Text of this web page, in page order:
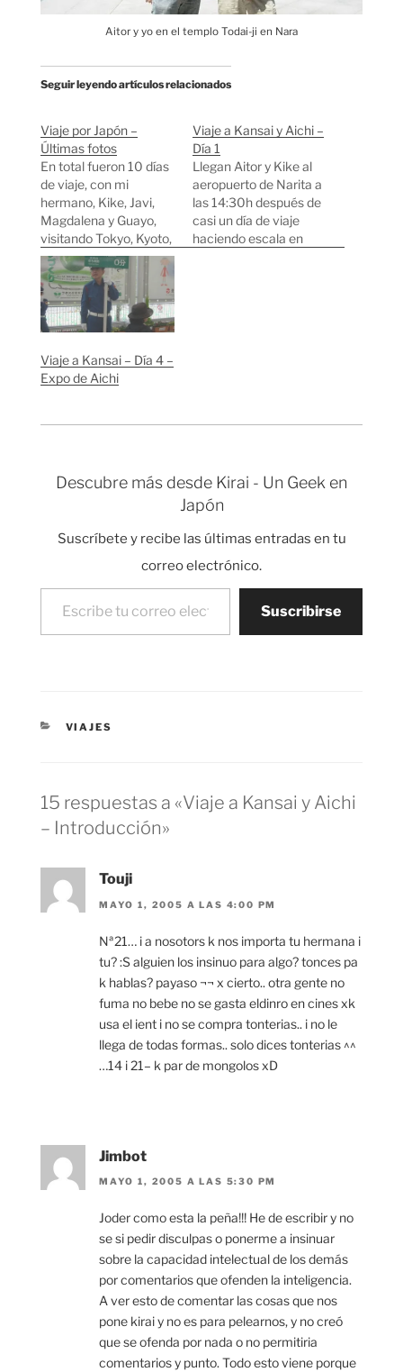
Aitor y yo en el templo Todai-ji en Nara
Seguir leyendo artículos relacionados
Viaje por Japón –
Últimas fotos
En total fueron 10 días
de viaje, con mi
hermano, Kike, Javi,
Magdalena y Guayo,
visitando Tokyo, Kyoto,
Nara, Aichi... Después
de más de medio año
en Japón aun no
conocía Kyoto, la que
dicen es la ciudad más
realmente lo es, se
respira un ambiente…
Viaje a Kansai y Aichi –
Día 1
Llegan Aitor y Kike al
aeropuerto de Narita a
las 14:30h después de
casi un día de viaje
haciendo escala en
Viaje a Kansai – Día 4 –
Expo de Aichi
Descubre más desde Kirai - Un Geek en
Japón
Suscríbete y recibe las últimas entradas en tu
correo electrónico.
Escribe tu correo electrónico…
Suscribirse
CATEGORÍAS
VIAJES
15 respuestas a «Viaje a Kansai y Aichi
– Introducción»
Touji
MAYO 1, 2005 A LAS 4:00 PM
Nª21… i a nosotors k nos importa tu hermana i
tu? :S alguien los insinuo para algo? tonces pa
k hablas? payaso ¬¬ x cierto.. otra gente no
fuma no bebe no se gasta eldinro en cines xk
usa el ient i no se compra tonterias.. i no le
llega de todas formas.. solo dices tonterias ^^
…14 i 21– k par de mongolos xD
Jimbot
MAYO 1, 2005 A LAS 5:30 PM
Joder como esta la peña!!! He de escribir y no
se si pedir disculpas o ponerme a insinuar
sobre la capacidad intelectual de los demás
por comentarios que ofenden la inteligencia.
A ver esto de comentar las cosas que nos
pone kirai y no es para pelearnos, y no creó
que se ofenda por nada o no permitiria
comentarios y punto. Todo esto viene porque